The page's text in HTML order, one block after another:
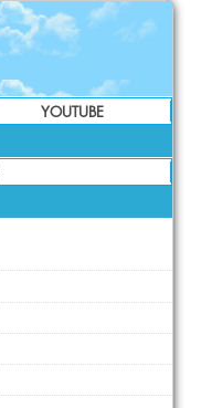
YOUTUBE